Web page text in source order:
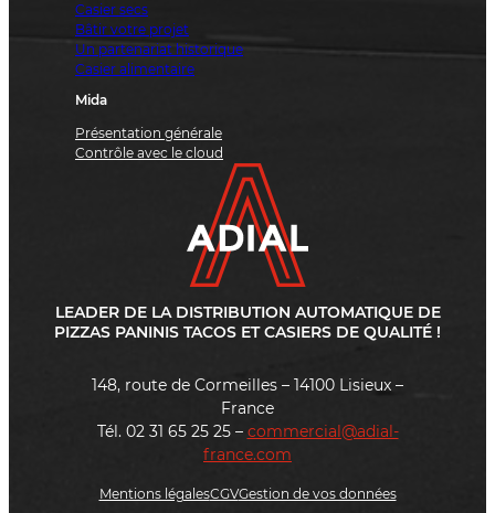
Casier secs
Bâtir votre projet
Un partenariat historique
Casier alimentaire
Mida
Présentation générale
Contrôle avec le cloud
LEADER DE LA DISTRIBUTION AUTOMATIQUE DE
PIZZAS PANINIS TACOS ET CASIERS DE QUALITÉ !
148, route de Cormeilles – 14100 Lisieux –
France
Tél. 02 31 65 25 25 – commercial@adial-
france.com
Mentions légalesCGVGestion de vos données